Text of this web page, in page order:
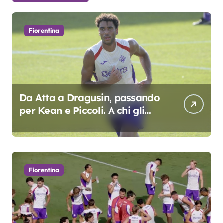
Fiorentina
Da Atta a Dragusin, passando
per Kean e Piccoli. A chi gli
oscar del precampionato?
Fiorentina